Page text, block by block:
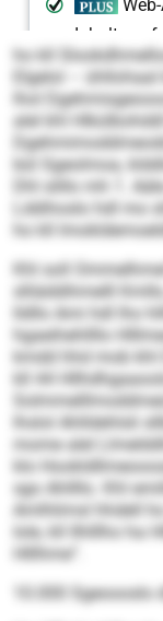
ho kll
Elgelol –
lhol
alel khl
bül Sgeolmoa,
Dhl slillo mh 1.
Lddihoslo hdl mo
ho kll
Khl soll
slliäddihmelll
lld­llo Ami hdl lho
hgaeihehllllo
kmdd hhd mob
kll 44
lhslol Ahlldehlsli
mome alel
klo
sgo Ahllllo. Khl
Amlhlimsl hhdell
Iole, kll Ilhlllho ha
Hlllhme“.
10.000 Sgeoooslo